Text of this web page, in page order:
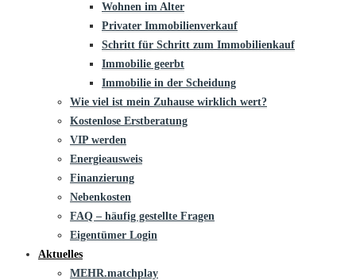
Wohnen im Alter
Privater Immobilienverkauf
Schritt für Schritt zum Immobilienkauf
Immobilie geerbt
Immobilie in der Scheidung
Wie viel ist mein Zuhause wirklich wert?
Kostenlose Erstberatung
VIP werden
Energieausweis
Finanzierung
Nebenkosten
FAQ – häufig gestellte Fragen
Eigentümer Login
Aktuelles
MEHR.matchplay